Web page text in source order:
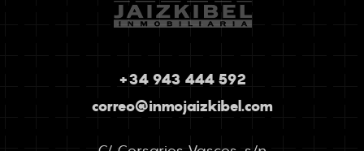
+34 943 444 592
correo@inmojaizkibel.com